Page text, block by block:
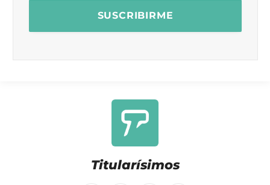
Titularísimos